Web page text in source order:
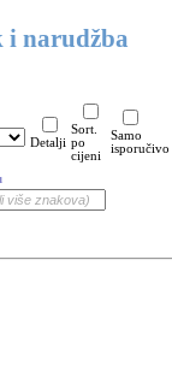
i narudžba
Detalji
Sort.
po
cijeni
Samo
isporučivo